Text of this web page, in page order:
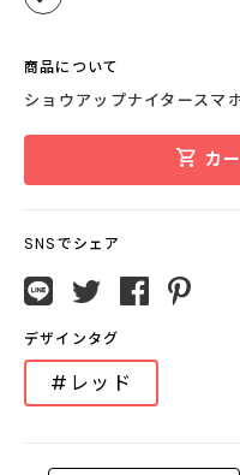
商品について
ショウアップナイタースマ
カ
SNSでシェア
デザインタグ
#レッド